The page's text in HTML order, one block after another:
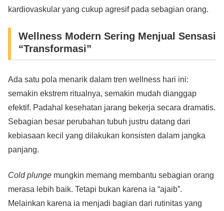
kardiovaskular yang cukup agresif pada sebagian orang.
Wellness Modern Sering Menjual Sensasi
“Transformasi”
Ada satu pola menarik dalam tren wellness hari ini:
semakin ekstrem ritualnya, semakin mudah dianggap
efektif. Padahal kesehatan jarang bekerja secara dramatis.
Sebagian besar perubahan tubuh justru datang dari
kebiasaan kecil yang dilakukan konsisten dalam jangka
panjang.
Cold plunge mungkin memang membantu sebagian orang
merasa lebih baik. Tetapi bukan karena ia “ajaib”.
Melainkan karena ia menjadi bagian dari rutinitas yang